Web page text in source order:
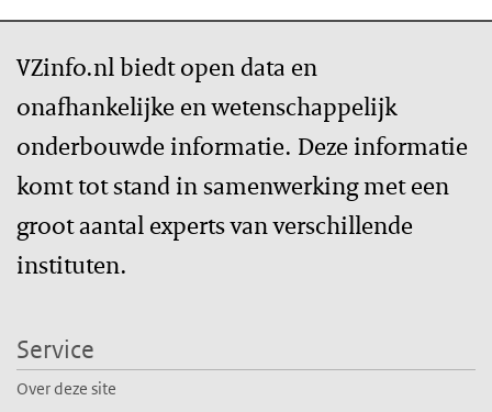
VZinfo.nl biedt open data en
onafhankelijke en wetenschappelijk
onderbouwde informatie. Deze informatie
komt tot stand in samenwerking met een
groot aantal experts van verschillende
instituten.
Service
Over deze site